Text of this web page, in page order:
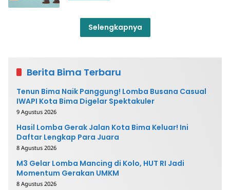
Selengkapnya
Berita Bima Terbaru
Tenun Bima Naik Panggung! Lomba Busana Casual
IWAPI Kota Bima Digelar Spektakuler
9 Agustus 2026
Hasil Lomba Gerak Jalan Kota Bima Keluar! Ini
Daftar Lengkap Para Juara
8 Agustus 2026
M3 Gelar Lomba Mancing di Kolo, HUT RI Jadi
Momentum Gerakan UMKM
8 Agustus 2026